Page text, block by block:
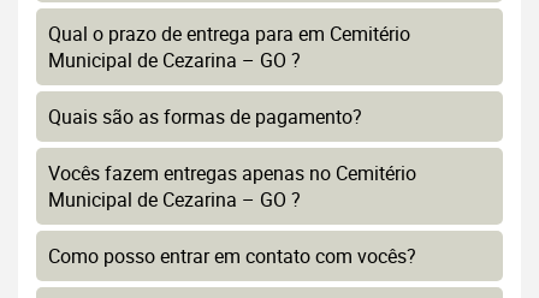
Qual o prazo de entrega para em Cemitério
Municipal de Cezarina – GO ?
Quais são as formas de pagamento?
Vocês fazem entregas apenas no Cemitério
Municipal de Cezarina – GO ?
Como posso entrar em contato com vocês?